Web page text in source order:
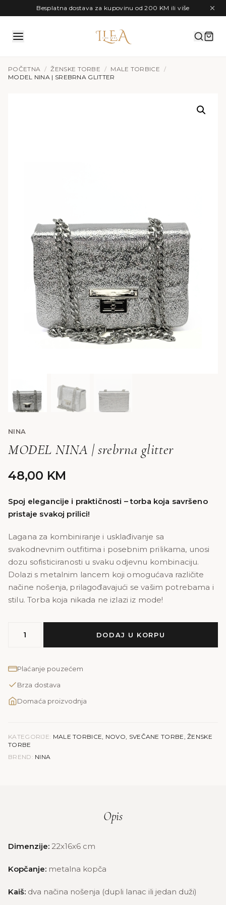
Preskoči na sadržajBesplatna dostava za kupovinu od 200 KM ili više
POČETNA / ŽENSKE TORBE / MALE TORBICE /
MODEL NINA | SREBRNA GLITTER
NINA
MODEL NINA | srebrna glitter
48,00 KM
Spoj elegancije i praktičnosti – torba koja savršeno
pristaje svakoj prilici!
Lagana za kombiniranje i usklađivanje sa
svakodnevnim outfitima i posebnim prilikama, unosi
dozu sofisticiranosti u svaku odjevnu kombinaciju.
Dolazi s metalnim lancem koji omogućava različite
načine nošenja, prilagođavajući se vašim potrebama i
stilu. Torba koja nikada ne izlazi iz mode!
NINA
srebrna
količina
DODAJ U KORPU
Plaćanje pouzećem
Brza dostava
Domaća proizvodnja
KATEGORIJE: MALE TORBICE, NOVO, SVEČANE TORBE,ŽENSKE
TORBE
BREND: NINA
Opis
Dimenzije: 22x16x6 cm
Kopčanje: metalna kopča
Kaiš: dva načina nošenja (dupli lanac ili jedan duži)